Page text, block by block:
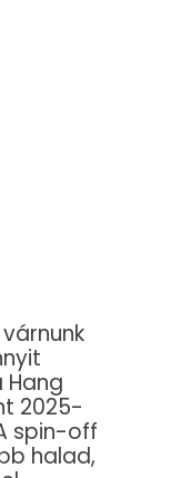
2025-
spin-off
halad,